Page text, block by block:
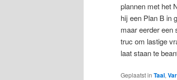
plannen met het
hij een Plan B in
maar eerder een
truc om lastige
laat staan te
Geplaatst in Taal,